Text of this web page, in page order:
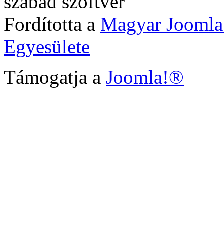
Fordította a Magyar
Egyesülete
Támogatja a Joomla!®